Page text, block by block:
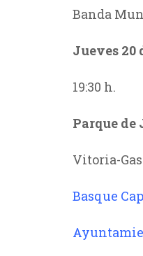
Banda
Jueves 20
19:30 h.
Parque
Vitoria-
Basque